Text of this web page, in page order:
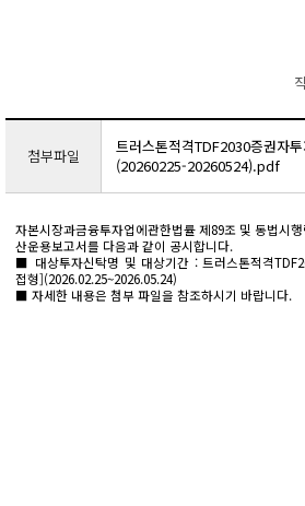
첨부파일
트러스톤적격TDF2030증권자
(20260225-20260524).pdf
자본시장과금융투자업에관한법률 제89조 및 동법시
산운용보고서를 다음과 같이 공시합니다.
■ 대상투자신탁명 및 대상기간 : 트러스톤적격
접형](2026.02.25~2026.05.24)
■ 자세한 내용은 첨부 파일을 참조하시기 바랍니다.